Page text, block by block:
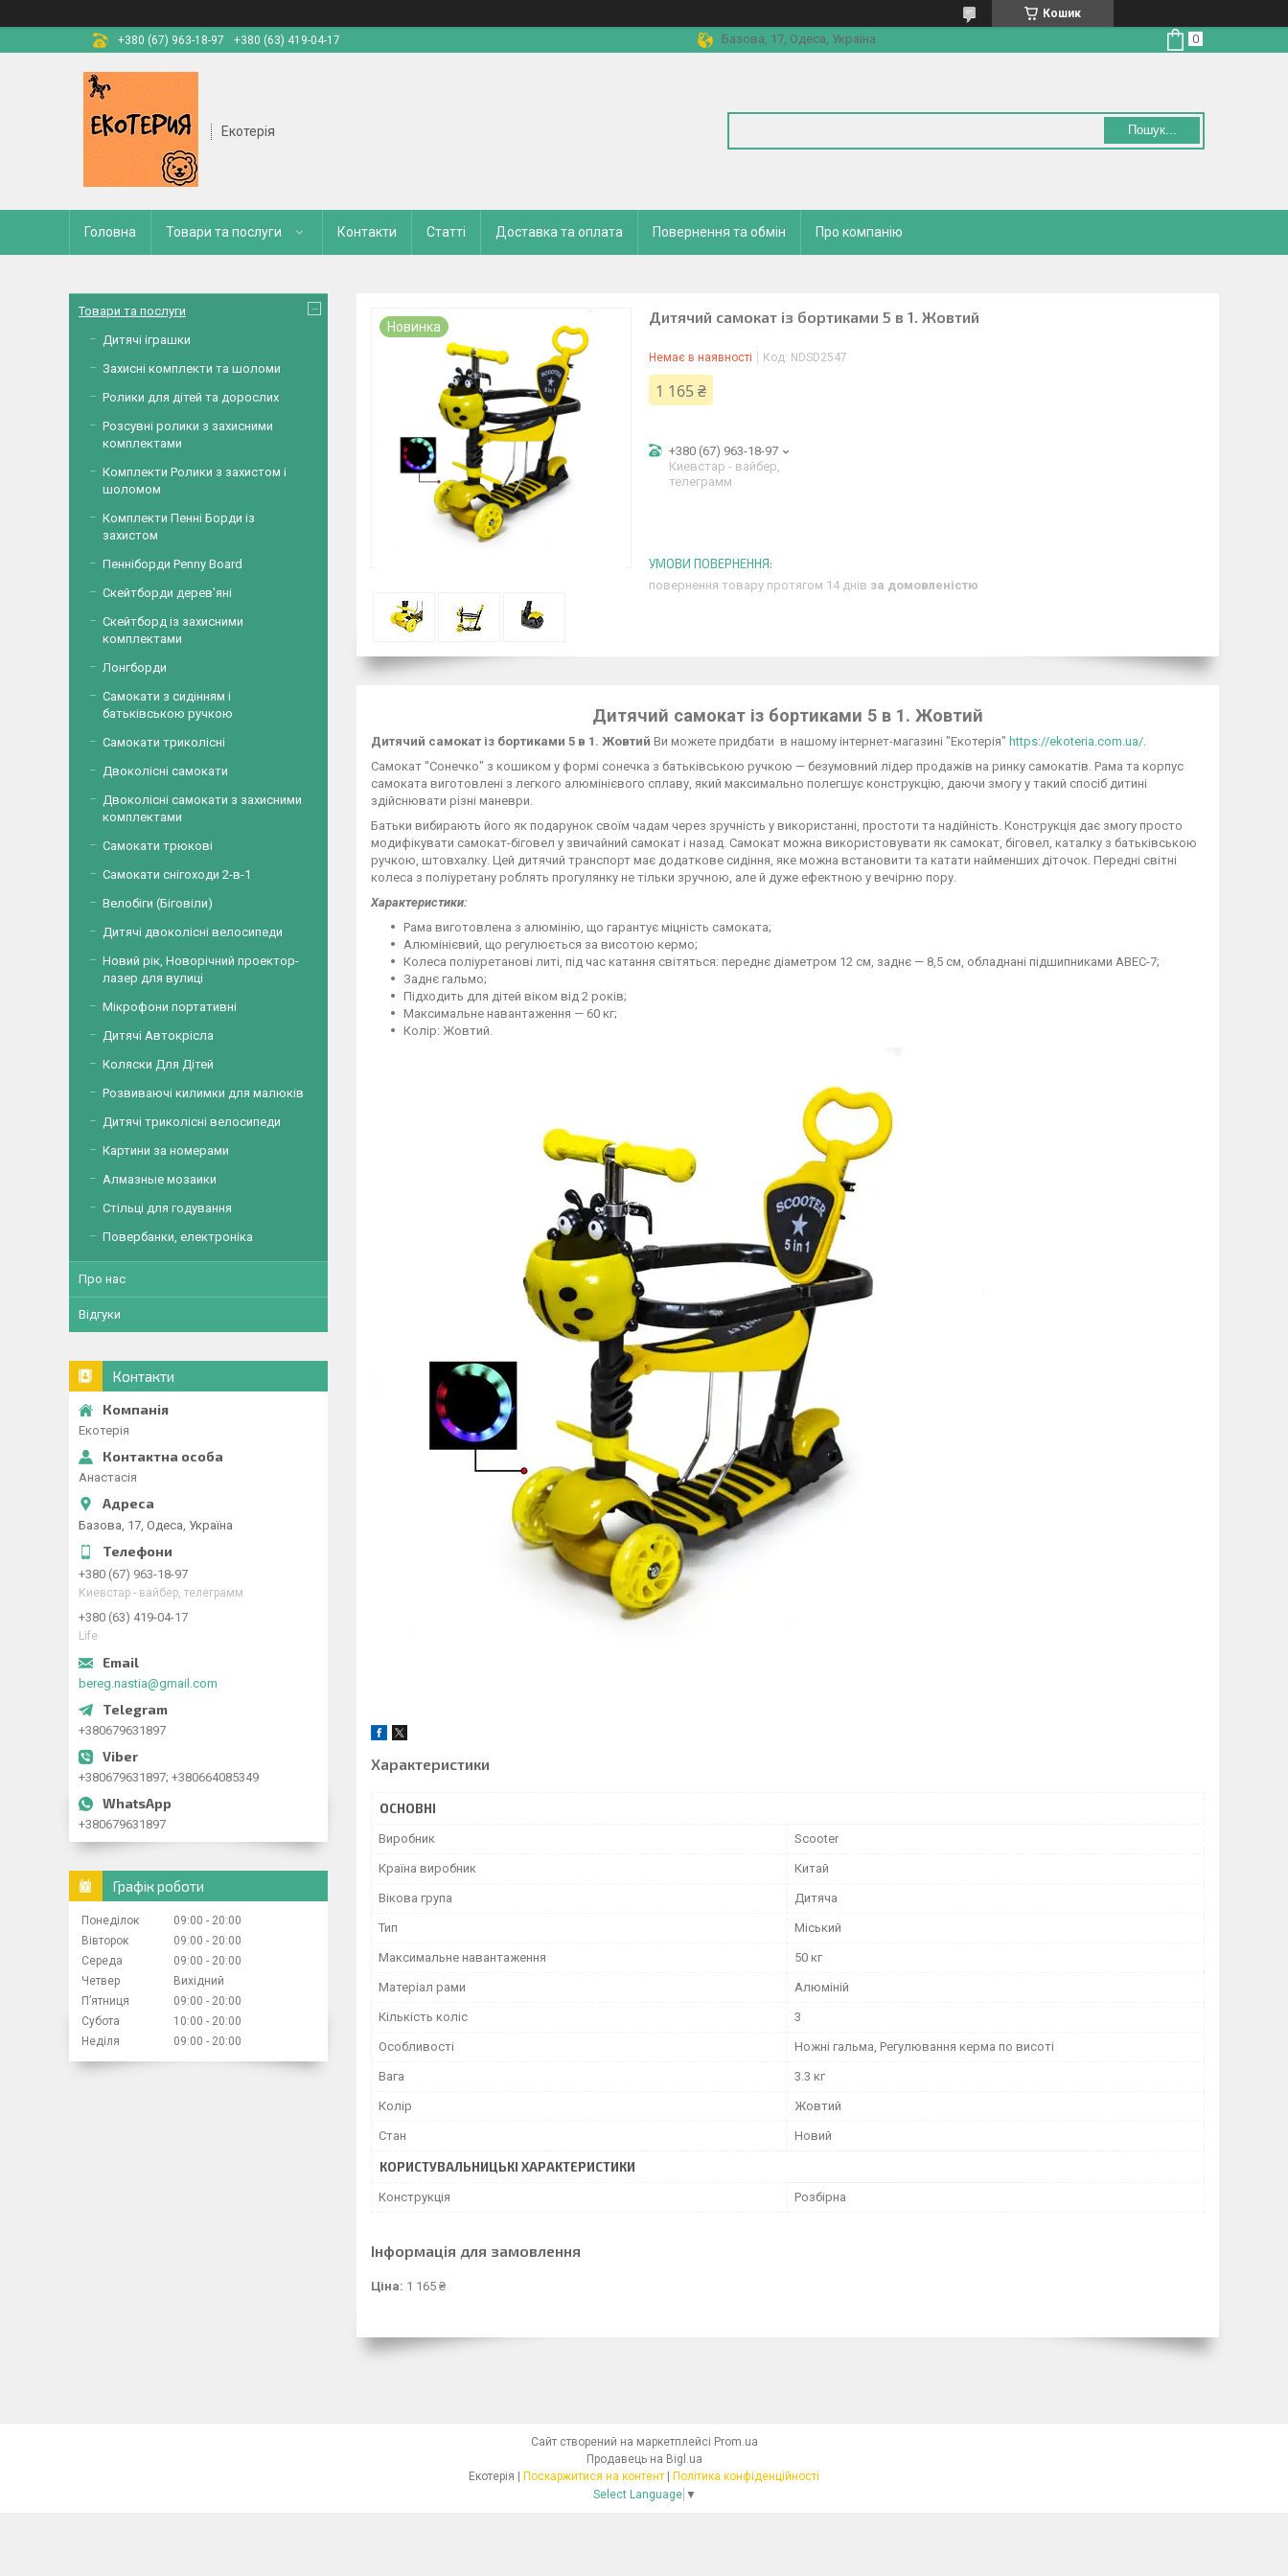
Кошик
+380 (67) 963-18-97
+380 (63) 419-04-17 Базова, 17, Одеса, Україна
Екотерія Пошук...
Головна Товари та послуги Контакти Статті Доставка та оплата Повернення та обмін Про компанію
Новинка
Дитячий самокат із бортиками 5 в 1. Жовтий
Немає в наявності Код: NDSD2547
1 165 ₴
+380 (67) 963-18-97
Киевстар - вайбер,
телеграмм
повернення товару протягом 14 днів за домовленістю
Дитячий самокат із бортиками 5 в 1. Жовтий
Дитячий самокат із бортиками 5 в 1. Жовтий Ви можете придбати в нашому інтернет-магазині "Екотерія" https://ekoteria.com.ua/.
Самокат "Сонечко" з кошиком у формі сонечка з батьківською ручкою — безумовний лідер продажів на ринку самокатів. Рама та корпус
самоката виготовлені з легкого алюмінієвого сплаву, який максимально полегшує конструкцію, даючи змогу у такий спосіб дитині
здійснювати різні маневри.
Батьки вибирають його як подарунок своїм чадам через зручність у використанні, простоти та надійність. Конструкція дає змогу просто
модифікувати самокат-біговел у звичайний самокат і назад. Самокат можна використовувати як самокат, біговел, каталку з батьківською
ручкою, штовхалку. Цей дитячий транспорт має додаткове сидіння, яке можна встановити та катати найменших діточок. Передні світні
колеса з поліуретану роблять прогулянку не тільки зручною, але й дуже ефектною у вечірню пору.
Характеристики:
Рама виготовлена з алюмінію, що гарантує міцність самоката;
Алюмінієвий, що регулюється за висотою кермо;
Колеса поліуретанові литі, під час катання світяться: переднє діаметром 12 см, заднє — 8,5 см, обладнані підшипниками ABEC-7;
Заднє гальмо;
Підходить для дітей віком від 2 років;
Максимальне навантаження — 60 кг;
Колір: Жовтий.
Характеристики
ОСНОВНІ
Виробник Scooter
Країна виробник Китай
Вікова група Дитяча
Тип Міський
Максимальне навантаження 50 кг
Матеріал рами Алюміній
Кількість коліс 3
Особливості Ножні гальма, Регулювання керма по висоті
Вага 3.3 кг
Колір Жовтий
Стан Новий
КОРИСТУВАЛЬНИЦЬКІ ХАРАКТЕРИСТИКИ
Конструкція Розбірна
Інформація для замовлення
Ціна: 1 165 ₴
Товари та послуги
Дитячі іграшки
Захисні комплекти та шоломи
Ролики для дітей та дорослих
Розсувні ролики з захисними
комплектами
Комплекти Ролики з захистом і
шоломом
Комплекти Пенні Борди із
захистом
Пенніборди Penny Board
Скейтборди дерев'яні
Скейтборд із захисними
комплектами
Лонгборди
Самокати з сидінням і
батьківською ручкою
Самокати триколісні
Двоколісні самокати
Двоколісні самокати з захисними
комплектами
Самокати трюкові
Самокати снігоходи 2-в-1
Велобіги (Біговіли)
Дитячі двоколісні велосипеди
Новий рік, Новорічний проектор-
лазер для вулиці
Мікрофони портативні
Дитячі Автокрісла
Коляски Для Дітей
Розвиваючі килимки для малюків
Дитячі триколісні велосипеди
Картини за номерами
Алмазные мозаики
Стільці для годування
Повербанки, електроніка
Про нас
Відгуки
Контакти
Екотерія
Анастасія
Базова, 17, Одеса, Україна
+380 (67) 963-18-97
Киевстар - вайбер, телеграмм
+380 (63) 419-04-17
Life
bereg.nastia@gmail.com
+380679631897
+380679631897; +380664085349
+380679631897
Графік роботи
Понеділок 09:00
20:00
Вівторок
09:00
20:00
Середа
09:00
20:00
Четвер
Вихідний
Пʼятниця
09:00
20:00
Субота
10:00
20:00
Неділя
09:00 20:00
Сайт створений на маркетплейсі Prom.ua
Продавець на Bigl.ua
Поскаржитися на контент
Політика конфіденційності
Select Language ▼